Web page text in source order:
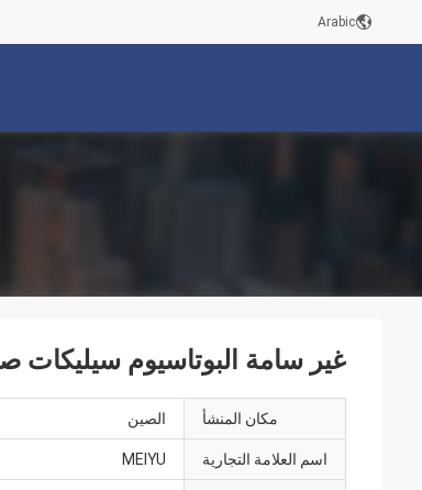
Arabic
غير سامة البوتاسيوم سيليكات
مكان المنشأ الصين
اسم العلامة التجارية MEIYU